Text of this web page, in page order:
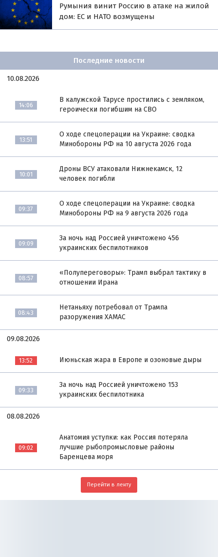
Румыния винит Россию в атаке на жилой
дом: ЕС и НАТО возмущены
Последние новости
10.08.2026
14:06
В калужской Тарусе простились с земляком,
героически погибшим на СВО
13:51
О ходе спецоперации на Украине: сводка
Минобороны РФ на 10 августа 2026 года
10:01
Дроны ВСУ атаковали Нижнекамск, 12
человек погибли
09:37
О ходе спецоперации на Украине: сводка
Минобороны РФ на 9 августа 2026 года
09:09
За ночь над Россией уничтожено 456
украинских беспилотников
08:57
«Полупереговоры»: Трамп выбрал тактику в
отношении Ирана
08:43
Нетаньяху потребовал от Трампа
разоружения ХАМАС
09.08.2026
13:52 Июньская жара в Европе и озоновые дыры
09:33
За ночь над Россией уничтожено 153
украинских беспилотника
08.08.2026
09:02
Анатомия уступки: как Россия потеряла
лучшие рыбопромысловые районы
Баренцева моря
Перейти в ленту